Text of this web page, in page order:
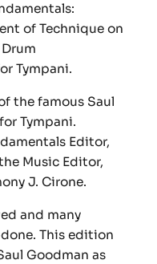
of Technique on
Tympani.
the famous Saul
Tympani.
Editor,
Music Editor,
J. Cirone.
and many
This edition
Goodman as